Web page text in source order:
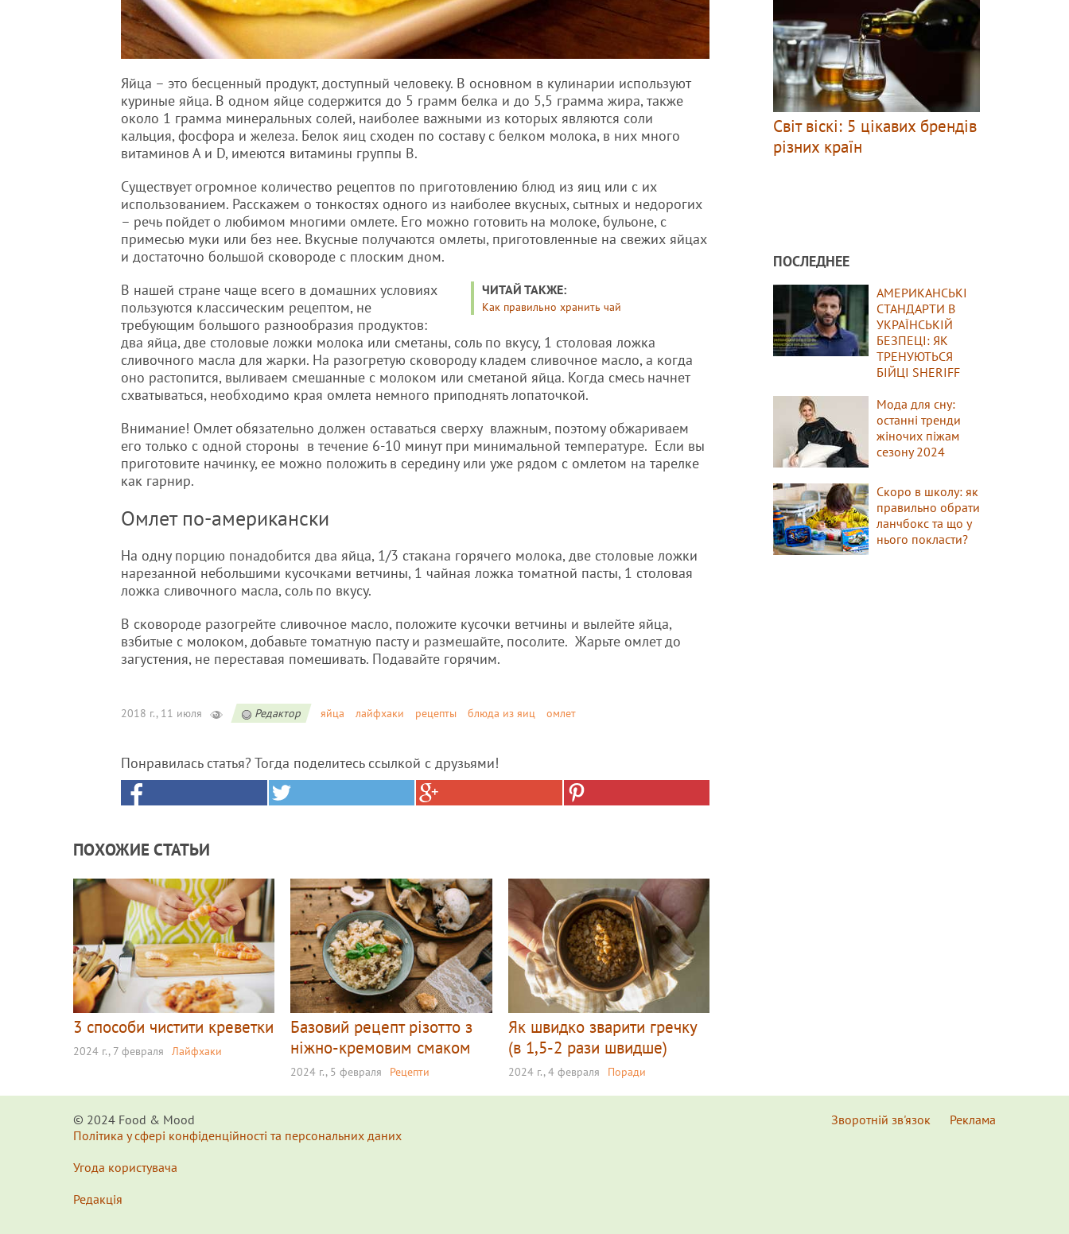
Яйца – это бесценный продукт, доступный человеку. В основном в кулинарии используют
куриные яйца. В одном яйце содержится до 5 грамм белка и до 5,5 грамма жира, также
около 1 грамма минеральных солей, наиболее важными из которых являются соли
кальция, фосфора и железа. Белок яиц сходен по составу с белком молока, в них много
витаминов А и D, имеются витамины группы В.
Существует огромное количество рецептов по приготовлению блюд из яиц или с их
использованием. Расскажем о тонкостях одного из наиболее вкусных, сытных и недорогих
– речь пойдет о любимом многими омлете. Его можно готовить на молоке, бульоне, с
примесью муки или без нее. Вкусные получаются омлеты, приготовленные на свежих яйцах
и достаточно большой сковороде с плоским дном.
ЧИТАЙ ТАКЖЕ:
Как правильно хранить чай
В нашей стране чаще всего в домашних условиях
пользуются классическим рецептом, не
требующим большого разнообразия продуктов:
два яйца, две столовые ложки молока или сметаны, соль по вкусу, 1 столовая ложка
сливочного масла для жарки. На разогретую сковороду кладем сливочное масло, а когда
оно растопится, выливаем смешанные с молоком или сметаной яйца. Когда смесь начнет
схватываться, необходимо края омлета немного приподнять лопаточкой.
Внимание! Омлет обязательно должен оставаться сверху влажным, поэтому обжариваем
его только с одной стороны в течение 6-10 минут при минимальной температуре. Если вы
приготовите начинку, ее можно положить в середину или уже рядом с омлетом на тарелке
как гарнир.
Омлет по-американски
На одну порцию понадобится два яйца, 1/3 стакана горячего молока, две столовые ложки
нарезанной небольшими кусочками ветчины, 1 чайная ложка томатной пасты, 1 столовая
ложка сливочного масла, соль по вкусу.
В сковороде разогрейте сливочное масло, положите кусочки ветчины и вылейте яйца,
взбитые с молоком, добавьте томатную пасту и размешайте, посолите. Жарьте омлет до
загустения, не переставая помешивать. Подавайте горячим.
2018 г., 11 июля Редактор яйца лайфхаки рецепты блюда из яиц омлет
Понравилась статья? Тогда поделитесь ссылкой с друзьями!
ПОХОЖИЕ СТАТЬИ
3 способи чистити креветки
2024 г., 7 февраля Лайфхаки
Базовий рецепт різотто з
ніжно-кремовим смаком
2024 г., 5 февраля Рецепти
Як швидко зварити гречку
(в 1,5-2 рази швидше)
2024 г., 4 февраля Поради
Світ віскі: 5 цікавих брендів
різних країн
ПОСЛЕДНЕЕ
АМЕРИКАНСЬКІ
СТАНДАРТИ В
УКРАЇНСЬКІЙ
БЕЗПЕЦІ: ЯК
ТРЕНУЮТЬСЯ
БІЙЦІ SHERIFF
Мода для сну:
останні тренди
жіночих піжам
сезону 2024
Скоро в школу: як
правильно обрати
ланчбокс та що у
нього покласти?
© 2024 Food & Мood
Політика у сфері конфіденційності та персональних даних
Угода користувача
Редакція
Зворотній зв'язок Реклама